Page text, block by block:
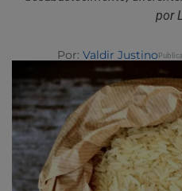
por
Por: Valdir Justino